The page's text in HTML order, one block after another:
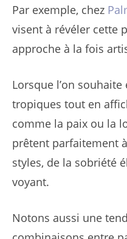
Par exemple, chez
visent à révéler cette
approche à la fois
Lorsque l’on
tropiques tout en
comme la paix ou la
prêtent parfaitement
styles, de la sobriété
voyant.
Notons aussi une